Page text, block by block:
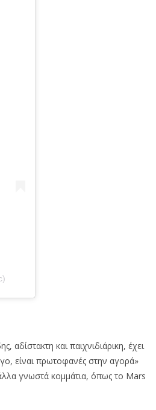
αδίστακτη και παιχνιδιάρικη, έχει
είναι πρωτοφανές στην αγορά»
γνωστά κομμάτια, όπως το Mars